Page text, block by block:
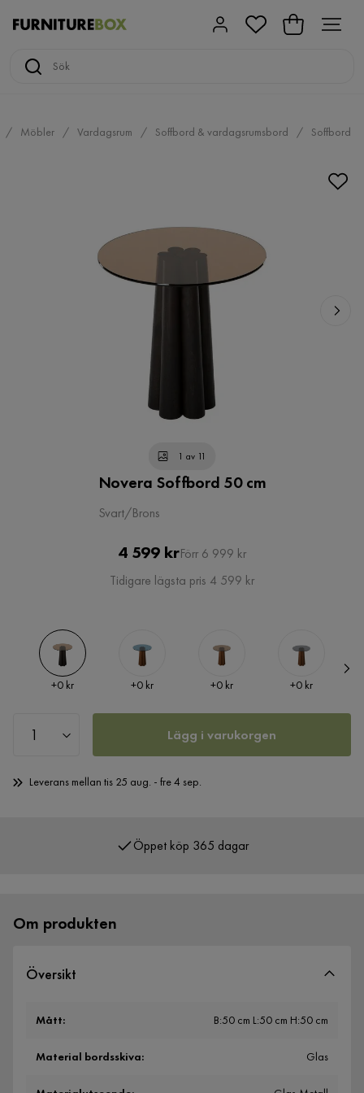
Möbler Vardagsrum Soffbord & vardagsrumsbord Soffbord
1 av 11
Novera Soffbord 50 cm
Svart/Brons
Pris
4 599 krOriginal
Pris
Förr 6 999 kr
Tidigare lägsta pris 4 599 kr
Pris
+0 kr Pris
+0 kr Pris
+0 kr Pris
+0 kr
Lägg i varukorgen
Leverans mellan tis 25 aug. - fre 4 sep.
Öppet köp 365 dagar
Om produkten
Översikt
Mått: B:50 cm L:50 cm H:50 cm
Material bordsskiva: Glas